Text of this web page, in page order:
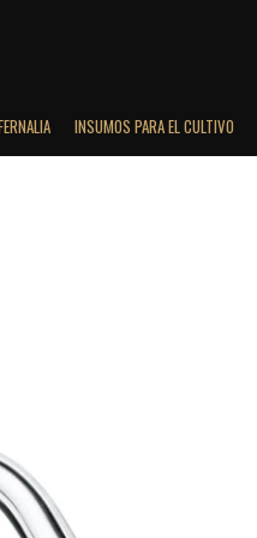
INSUMOS PARA EL CULTIVO